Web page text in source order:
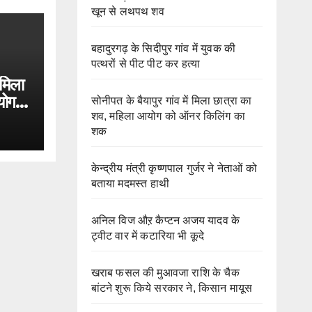
खून से लथपथ शव
बहादुरगढ़ के सिदीपुर गांव में युवक की
पत्थरों से पीट पीट कर हत्या
सोनीपत के बैयापुर गांव में मिला छात्रा का
शव, महिला आयोग को ऑनर किलिंग का
शक
केन्द्रीय मंत्री कृष्णपाल गुर्जर ने नेताओं को
बताया मदमस्त हाथी
अनिल विज औऱ कैप्टन अजय यादव के
ट्वीट वार में कटारिया भी कूदे
खराब फसल की मुआवजा राशि के चैक
बांटने शुरू किये सरकार ने, किसान मायूस